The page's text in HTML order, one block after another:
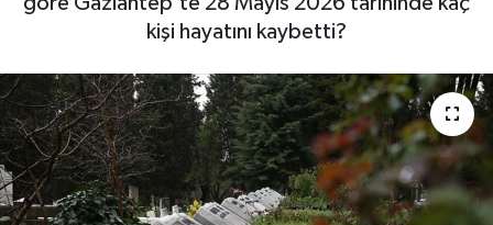
kişi hayatını kaybetti?
Kültür Sanat
Magazin
Müzik
Piyasa